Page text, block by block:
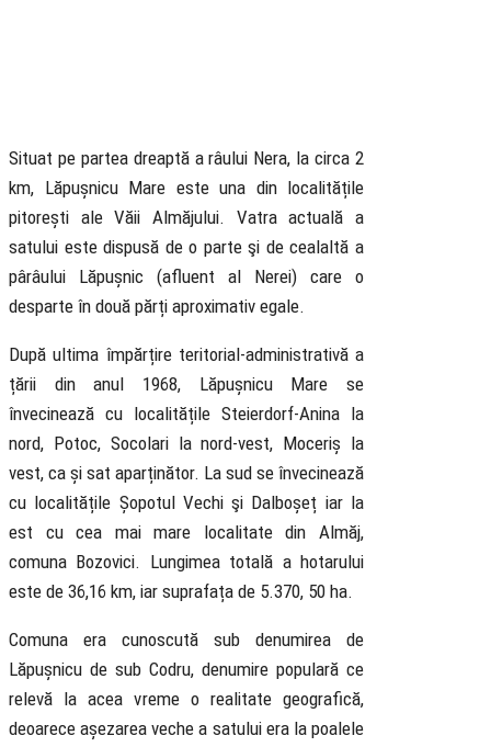
Situat pe partea dreaptă a râului Nera, la circa 2
km, Lăpușnicu Mare este una din localitățile
pitorești ale Văii Almăjului. Vatra actuală a
satului este dispusă de o parte şi de cealaltă a
pârâului Lăpușnic (afluent al Nerei) care o
desparte în două părți aproximativ egale.
După ultima împărțire teritorial-administrativă a
țării din anul 1968, Lăpușnicu Mare se
învecinează cu localitățile Steierdorf-Anina la
nord, Potoc, Socolari la nord-vest, Moceriș la
vest, ca și sat aparținător. La sud se învecinează
cu localitățile Șopotul Vechi şi Dalboșeț iar la
est cu cea mai mare localitate din Almăj,
comuna Bozovici. Lungimea totală a hotarului
este de 36,16 km, iar suprafața de 5.370, 50 ha.
Comuna era cunoscută sub denumirea de
Lăpușnicu de sub Codru, denumire populară ce
relevă la acea vreme o realitate geografică,
deoarece așezarea veche a satului era la poalele